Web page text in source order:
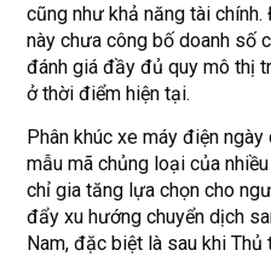
cũng như khả năng tài
này chưa công bố doanh số
đánh giá đầy đủ quy mô thị
ở thời điểm hiện tại.
Phân khúc xe máy điện
mẫu mã chủng loại của
chỉ gia tăng lựa chọn cho
đẩy xu hướng chuyển dịch
Nam, đặc biệt là sau khi Thủ